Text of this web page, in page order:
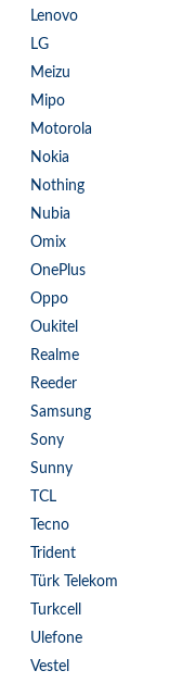
Lenovo
LG
Meizu
Mipo
Motorola
Nokia
Nothing
Nubia
Omix
OnePlus
Oppo
Oukitel
Realme
Reeder
Samsung
Sony
Sunny
TCL
Tecno
Trident
Türk Telekom
Turkcell
Ulefone
Vestel